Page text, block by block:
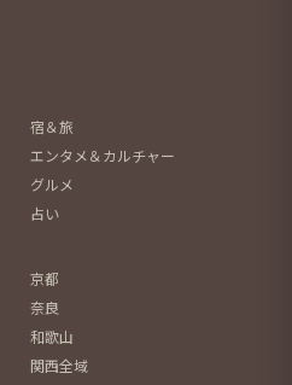
宿＆旅
エンタメ＆カルチャー
グルメ
占い
京都
奈良
和歌山
関西全域